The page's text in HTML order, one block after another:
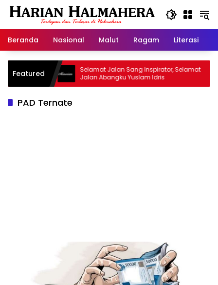
Langsung
Beranda
Nasional Malut Ragam Literasi
Featured
Selamat Jalan Sang Inspirator, Selamat
Jalan Abangku Yuslam Idris
PAD Ternate